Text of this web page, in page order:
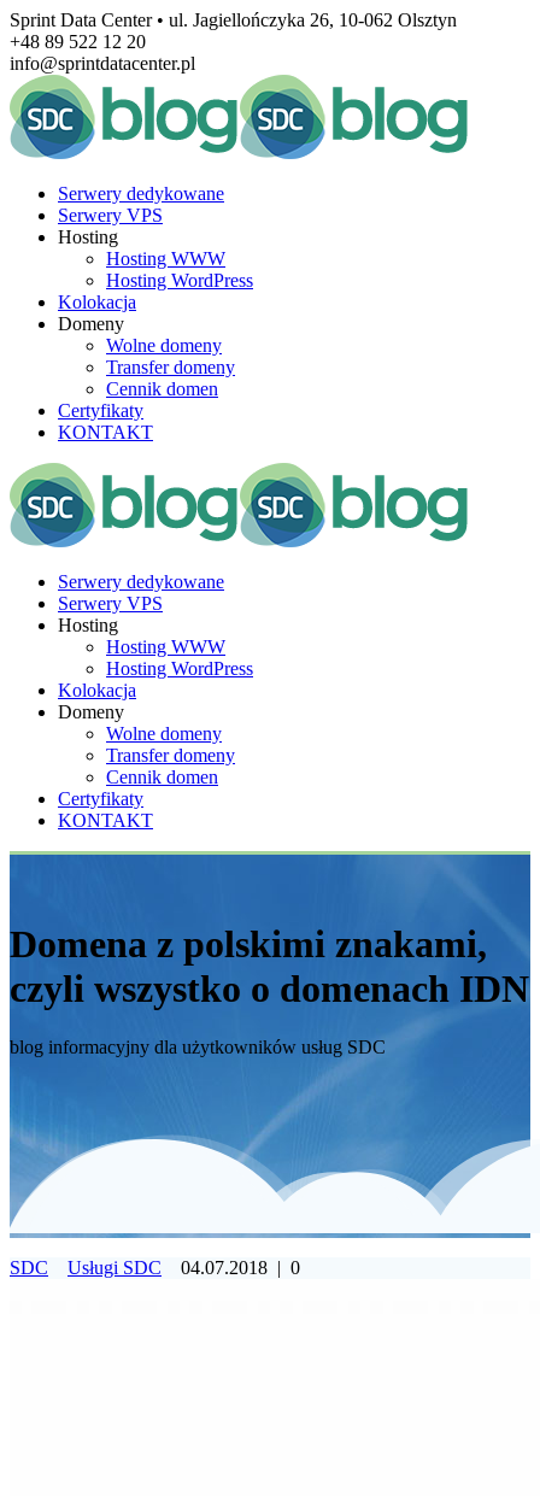
Sprint Data Center • ul. Jagiellończyka 26, 10-062 Olsztyn
+48 89 522 12 20
info@sprintdatacenter.pl
Serwery dedykowane
Serwery VPS
Hosting
Hosting WWW
Hosting WordPress
Kolokacja
Domeny
Wolne domeny
Transfer domeny
Cennik domen
Certyfikaty
KONTAKT
Serwery dedykowane
Serwery VPS
Hosting
Hosting WWW
Hosting WordPress
Kolokacja
Domeny
Wolne domeny
Transfer domeny
Cennik domen
Certyfikaty
KONTAKT
Domena z polskimi znakami,
czyli wszystko o domenach IDN
blog informacyjny dla użytkowników usług SDC
SDC Usługi SDC 04.07.2018 | 0